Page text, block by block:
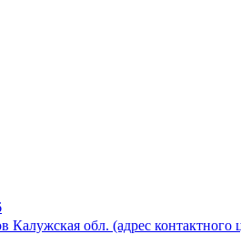
обл. (адрес контактного